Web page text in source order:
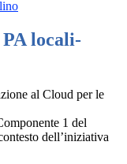
locali-
al Cloud per le
1 del
dell’iniziativa